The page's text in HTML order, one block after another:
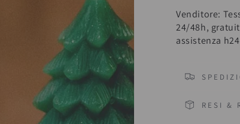
Venditore:
24/48h,
assistenza
RESI &